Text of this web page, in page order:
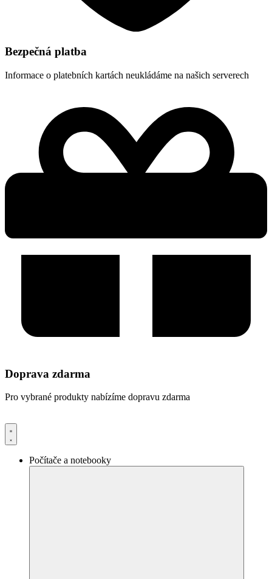
Bezpečná platba
Informace o platebních kartách neukládáme na našich serverech
Doprava zdarma
Pro vybrané produkty nabízíme dopravu zdarma
Počítače a notebooky